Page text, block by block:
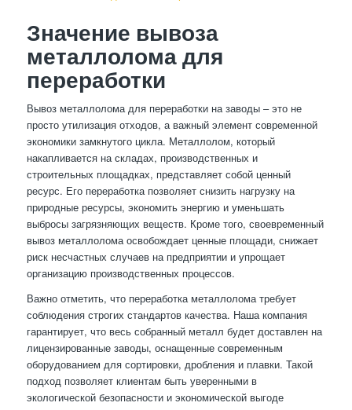
Значение вывоза
металлолома для
переработки
Вывоз металлолома для переработки на заводы – это не
просто утилизация отходов, а важный элемент современной
экономики замкнутого цикла. Металлолом, который
накапливается на складах, производственных и
строительных площадках, представляет собой ценный
ресурс. Его переработка позволяет снизить нагрузку на
природные ресурсы, экономить энергию и уменьшать
выбросы загрязняющих веществ. Кроме того, своевременный
вывоз металлолома освобождает ценные площади, снижает
риск несчастных случаев на предприятии и упрощает
организацию производственных процессов.
Важно отметить, что переработка металлолома требует
соблюдения строгих стандартов качества. Наша компания
гарантирует, что весь собранный металл будет доставлен на
лицензированные заводы, оснащенные современным
оборудованием для сортировки, дробления и плавки. Такой
подход позволяет клиентам быть уверенными в
экологической безопасности и экономической выгоде